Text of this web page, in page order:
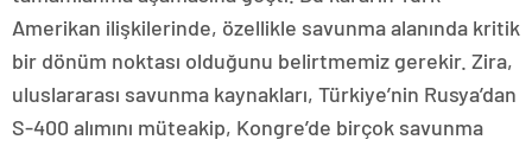
Amerikan ilişkilerinde, özellikle savunma alanında kritik
bir dönüm noktası olduğunu belirtmemiz gerekir. Zira,
uluslararası savunma kaynakları, Türkiye’nin Rusya’dan
S-400 alımını müteakip, Kongre’de birçok savunma